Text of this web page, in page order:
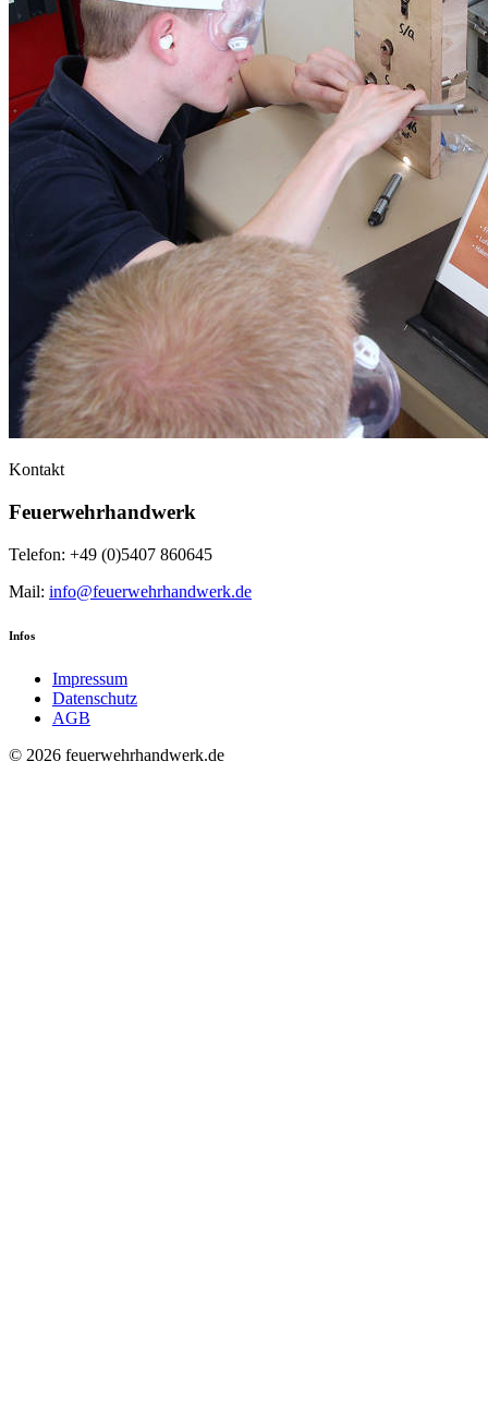
Kontakt
Feuerwehrhandwerk
Telefon: +49 (0)5407 860645
Mail: info@feuerwehrhandwerk.de
Infos
Impressum
Datenschutz
AGB
© 2026 feuerwehrhandwerk.de